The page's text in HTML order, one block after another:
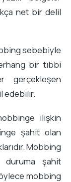
net bir delil
sebebiyle
bir tıbbi
gerçekleşen
edebilir.
ilişkin
şahit olan
Mobbing
duruma şahit
mobbing